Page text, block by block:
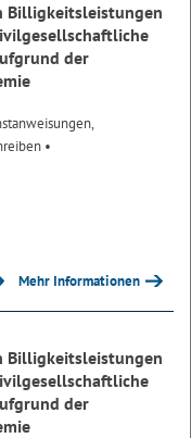
Billigkeitsleistungen
der
•
Mehr Informationen
Billigkeitsleistungen
der